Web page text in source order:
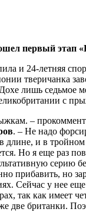
первый этап
и 24-летняя
тверичанка
лишь седьмое
с
–
. – Не надо
и в
Но я еще раз
серию
прибавить, но
Сейчас у нее
так как имеет
две британки.